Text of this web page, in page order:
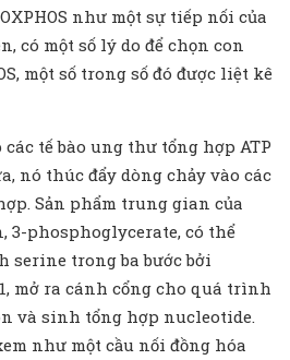
như một sự tiếp nối của
có một số lý do để chọn con
một số trong số đó được liệt kê
tế bào ung thư tổng hợp ATP
nó thúc đẩy dòng chảy vào các
Sản phẩm trung gian của
phosphoglycerate, có thể
serine trong ba bước bởi
mở ra cánh cổng cho quá trình
và sinh tổng hợp nucleotide.
như một cầu nối đồng hóa